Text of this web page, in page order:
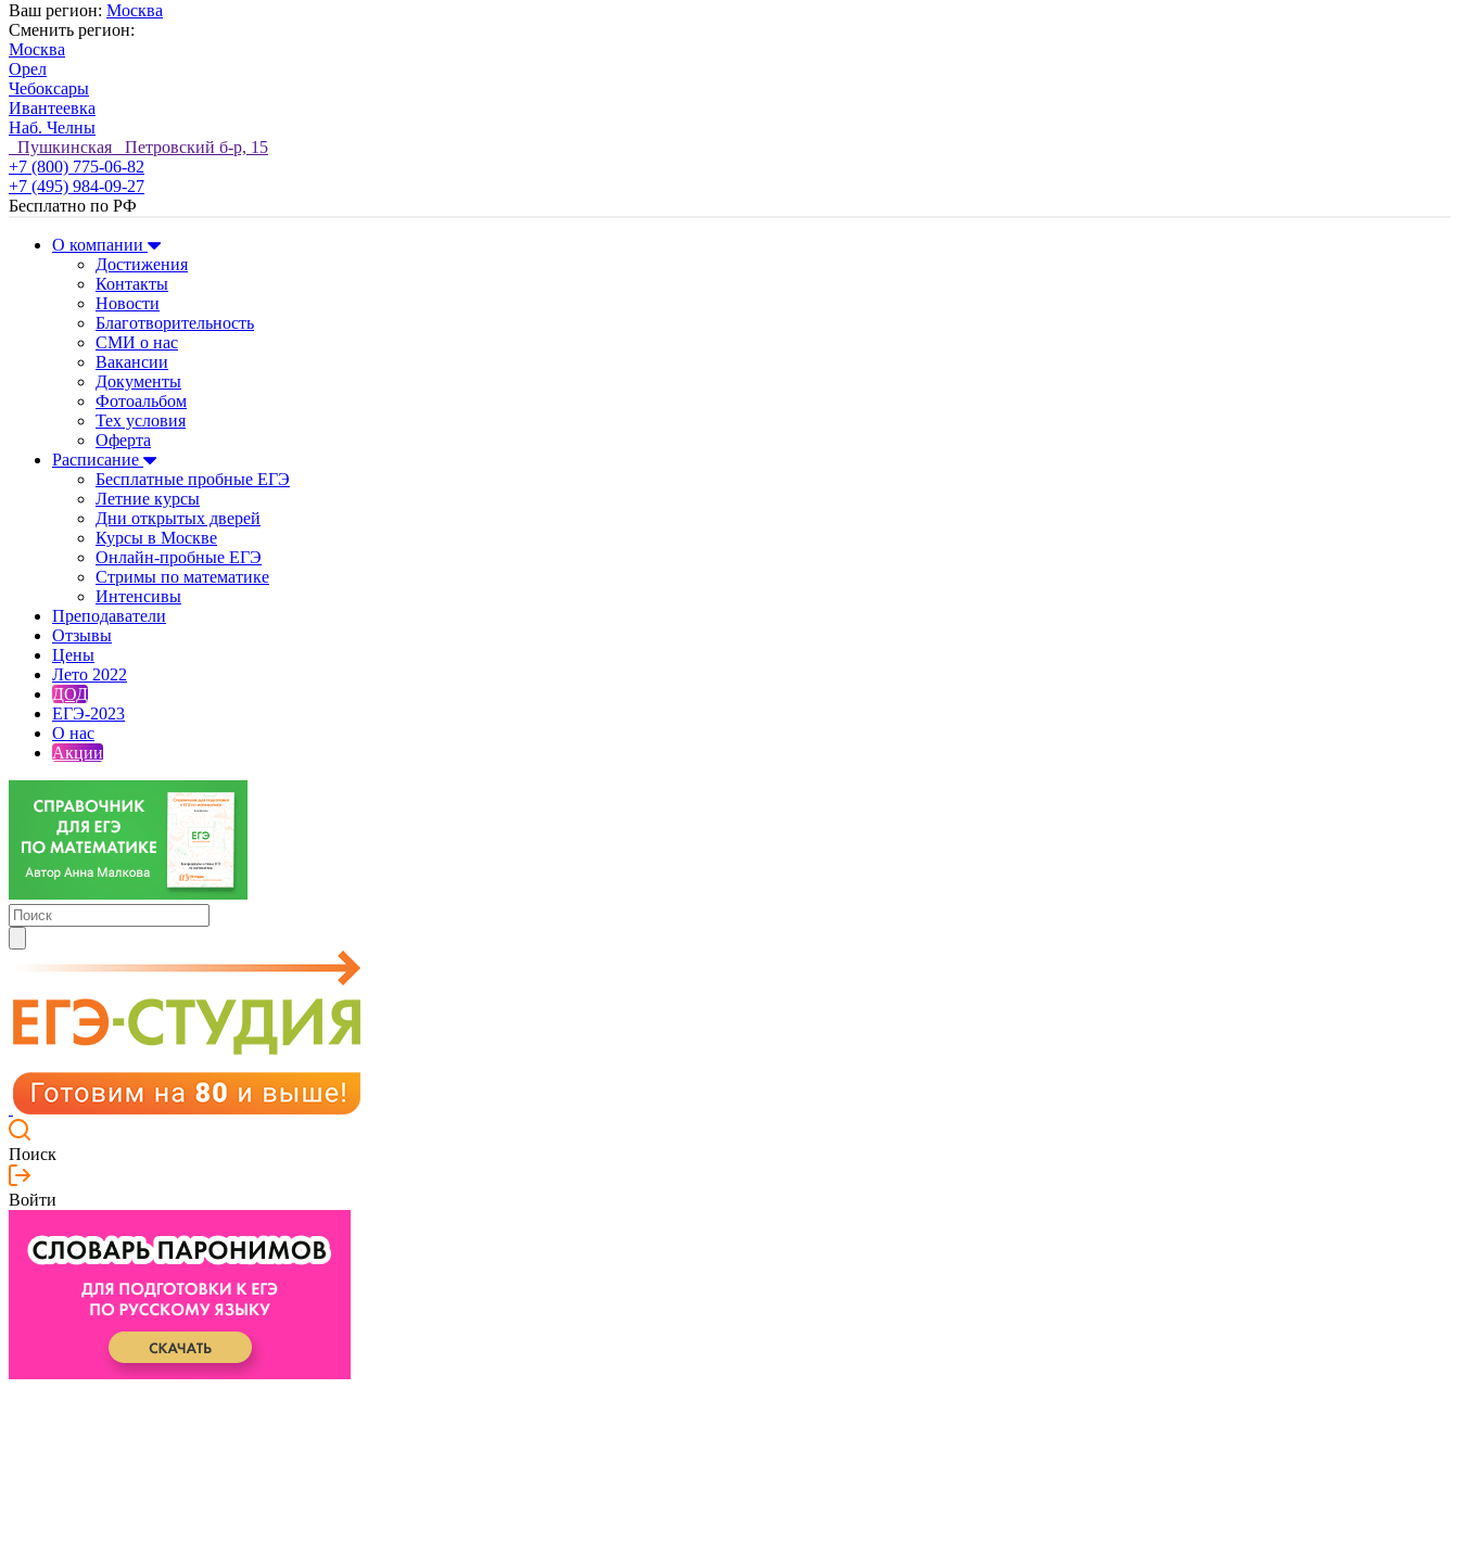
Ваш регион: Москва
Сменить регион:
Москва
Орел
Чебоксары
Ивантеевка
Наб. Челны
Пушкинская Петровский б-р, 15
+7 (800) 775-06-82
+7 (495) 984-09-27
Бесплатно по РФ
О компании
Достижения
Контакты
Новости
Благотворительность
СМИ о нас
Вакансии
Документы
Фотоальбом
Тех условия
Оферта
Расписание
Бесплатные пробные ЕГЭ
Летние курсы
Дни открытых дверей
Курсы в Москве
Онлайн-пробные ЕГЭ
Стримы по математике
Интенсивы
Преподаватели
Отзывы
Цены
Лето 2022
ДОД
ЕГЭ-2023
О нас
Акции
Поиск
Войти